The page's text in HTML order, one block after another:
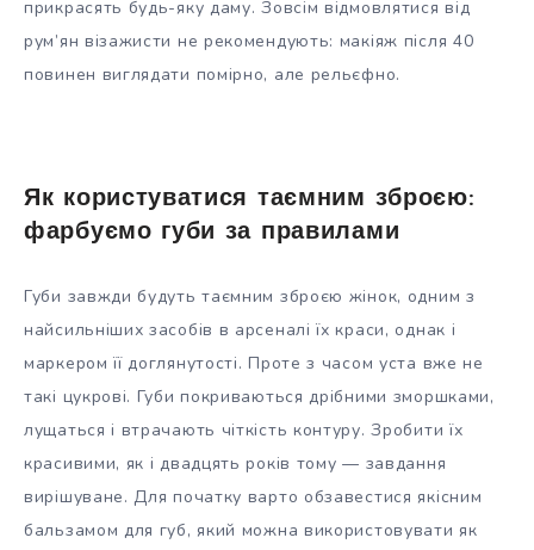
прикрасять будь-яку даму. Зовсім відмовлятися від
рум’ян візажисти не рекомендують: макіяж після 40
повинен виглядати помірно, але рельєфно.
Як користуватися таємним зброєю:
фарбуємо губи за правилами
Губи завжди будуть таємним зброєю жінок, одним з
найсильніших засобів в арсеналі їх краси, однак і
маркером її доглянутості. Проте з часом уста вже не
такі цукрові. Губи покриваються дрібними зморшками,
лущаться і втрачають чіткість контуру. Зробити їх
красивими, як і двадцять років тому — завдання
вирішуване. Для початку варто обзавестися якісним
бальзамом для губ, який можна використовувати як